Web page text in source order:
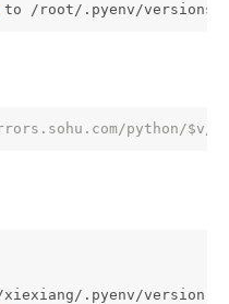
to /root/.pyenv/versions/
python/$v/
.pyenv/version)